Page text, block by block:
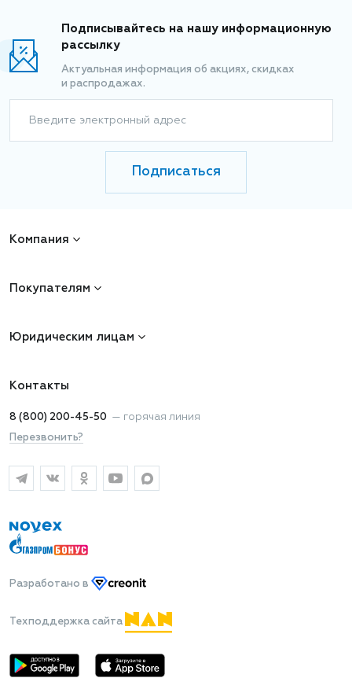
Подписывайтесь на нашу информационную
рассылку
Актуальная информация об акциях, скидках
и распродажах.
Введите электронный адрес
Подписаться
Компания
Покупателям
Юридическим лицам
Контакты
8 (800) 200-45-50 — горячая линия
Перезвонить?
Разработано в
Техподдержка сайта